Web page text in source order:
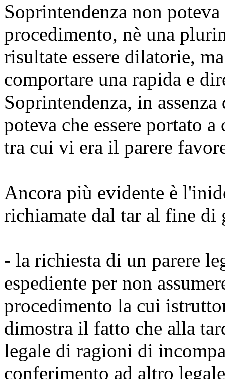
Soprintendenza non
procedimento, nè una
risultate essere dilatorie,
comportare una rapida e
Soprintendenza, in
poteva che essere portato
tra cui vi era il parere
Ancora più evidente è
richiamate dal tar al fine
- la richiesta di un parere
espediente per non
procedimento la cui
dimostra il fatto che alla
legale di ragioni di
conferimento ad altro